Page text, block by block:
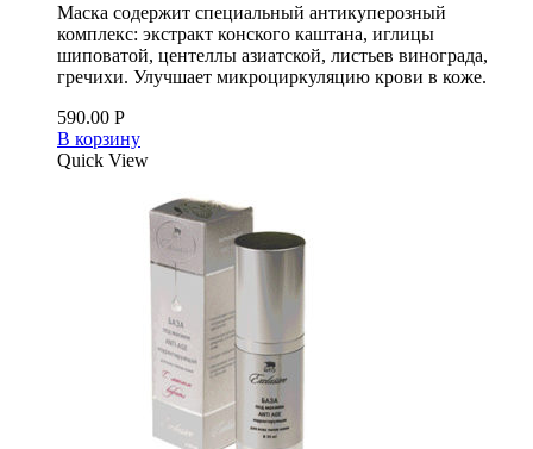
Маска содержит специальный антикуперозный
комплекс: экстракт конского каштана, иглицы
шиповатой, центеллы азиатской, листьев винограда,
гречихи. Улучшает микроциркуляцию крови в коже.
590.00 Р
В корзину
Quick View